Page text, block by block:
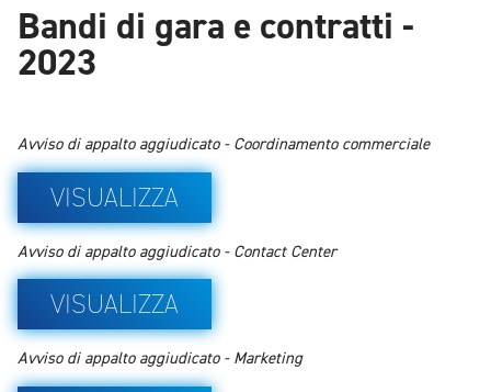
Bandi di gara e contratti -
2023
Avviso di appalto aggiudicato - Coordinamento commerciale
VISUALIZZA
Avviso di appalto aggiudicato - Contact Center
VISUALIZZA
Avviso di appalto aggiudicato - Marketing